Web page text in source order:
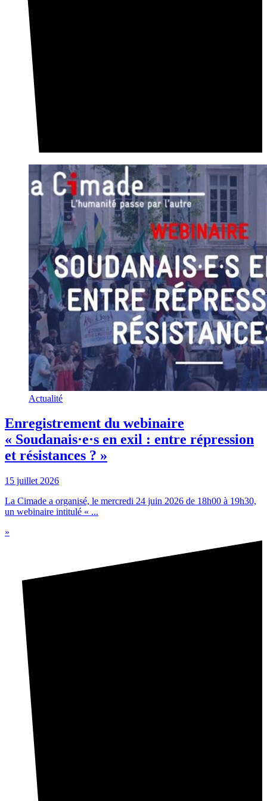
Actualité
Enregistrement du webinaire
« Soudanais·e·s en exil : entre répression
et résistances ? »
15 juillet 2026
La Cimade a organisé, le mercredi 24 juin 2026 de 18h00 à 19h30,
un webinaire intitulé « ...
»